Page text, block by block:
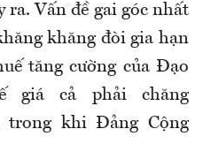
ra. Vấn đề gai góc nhất
khăng đòi gia hạn
tăng cường của Đạo
giá cả phải chăng
trong khi Đảng Cộng